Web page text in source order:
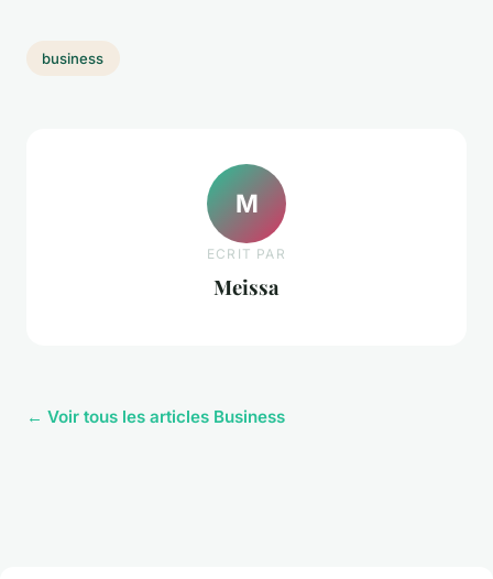
business
M
ECRIT PAR
Meissa
← Voir tous les articles Business